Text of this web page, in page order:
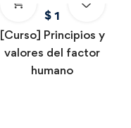
$ 1
[Curso] Principios y
valores del factor
humano